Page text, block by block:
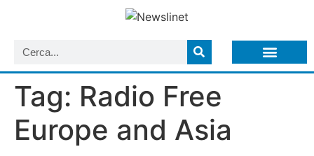
Tag: Radio Free
Europe and Asia